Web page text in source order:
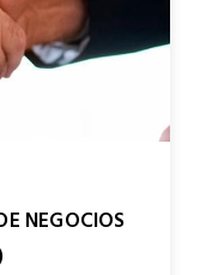
NEGOCIOS